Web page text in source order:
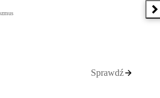
Sprawdź